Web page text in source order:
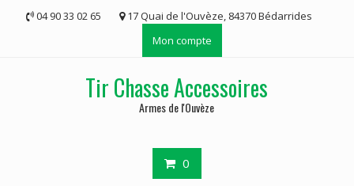
04 90 33 02 65
17 Quai de l'Ouvèze, 84370 Bédarrides
Mon compte
Tir Chasse Accessoires
Armes de l'Ouvèze
0